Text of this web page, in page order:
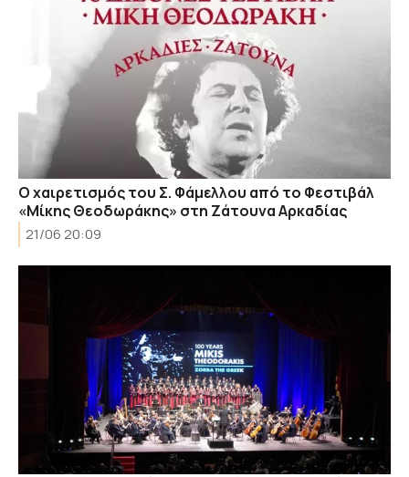
Ο χαιρετισμός του Σ. Φάμελλου από το Φεστιβάλ
«Μίκης Θεοδωράκης» στη Ζάτουνα Αρκαδίας
21/06 20:09